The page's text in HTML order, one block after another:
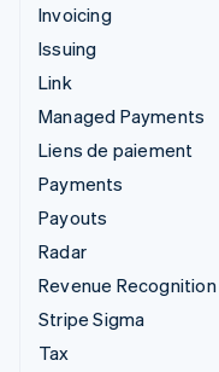
Invoicing
Issuing
Link
Managed Payments
Liens de paiement
Payments
Payouts
Radar
Revenue Recognition
Stripe Sigma
Tax